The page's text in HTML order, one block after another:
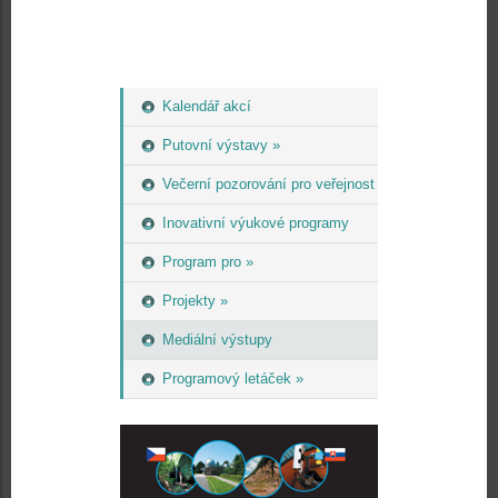
Kalendář akcí
Putovní výstavy »
Večerní pozorování pro veřejnost
Inovativní výukové programy
Program pro »
Projekty »
Mediální výstupy
Programový letáček »